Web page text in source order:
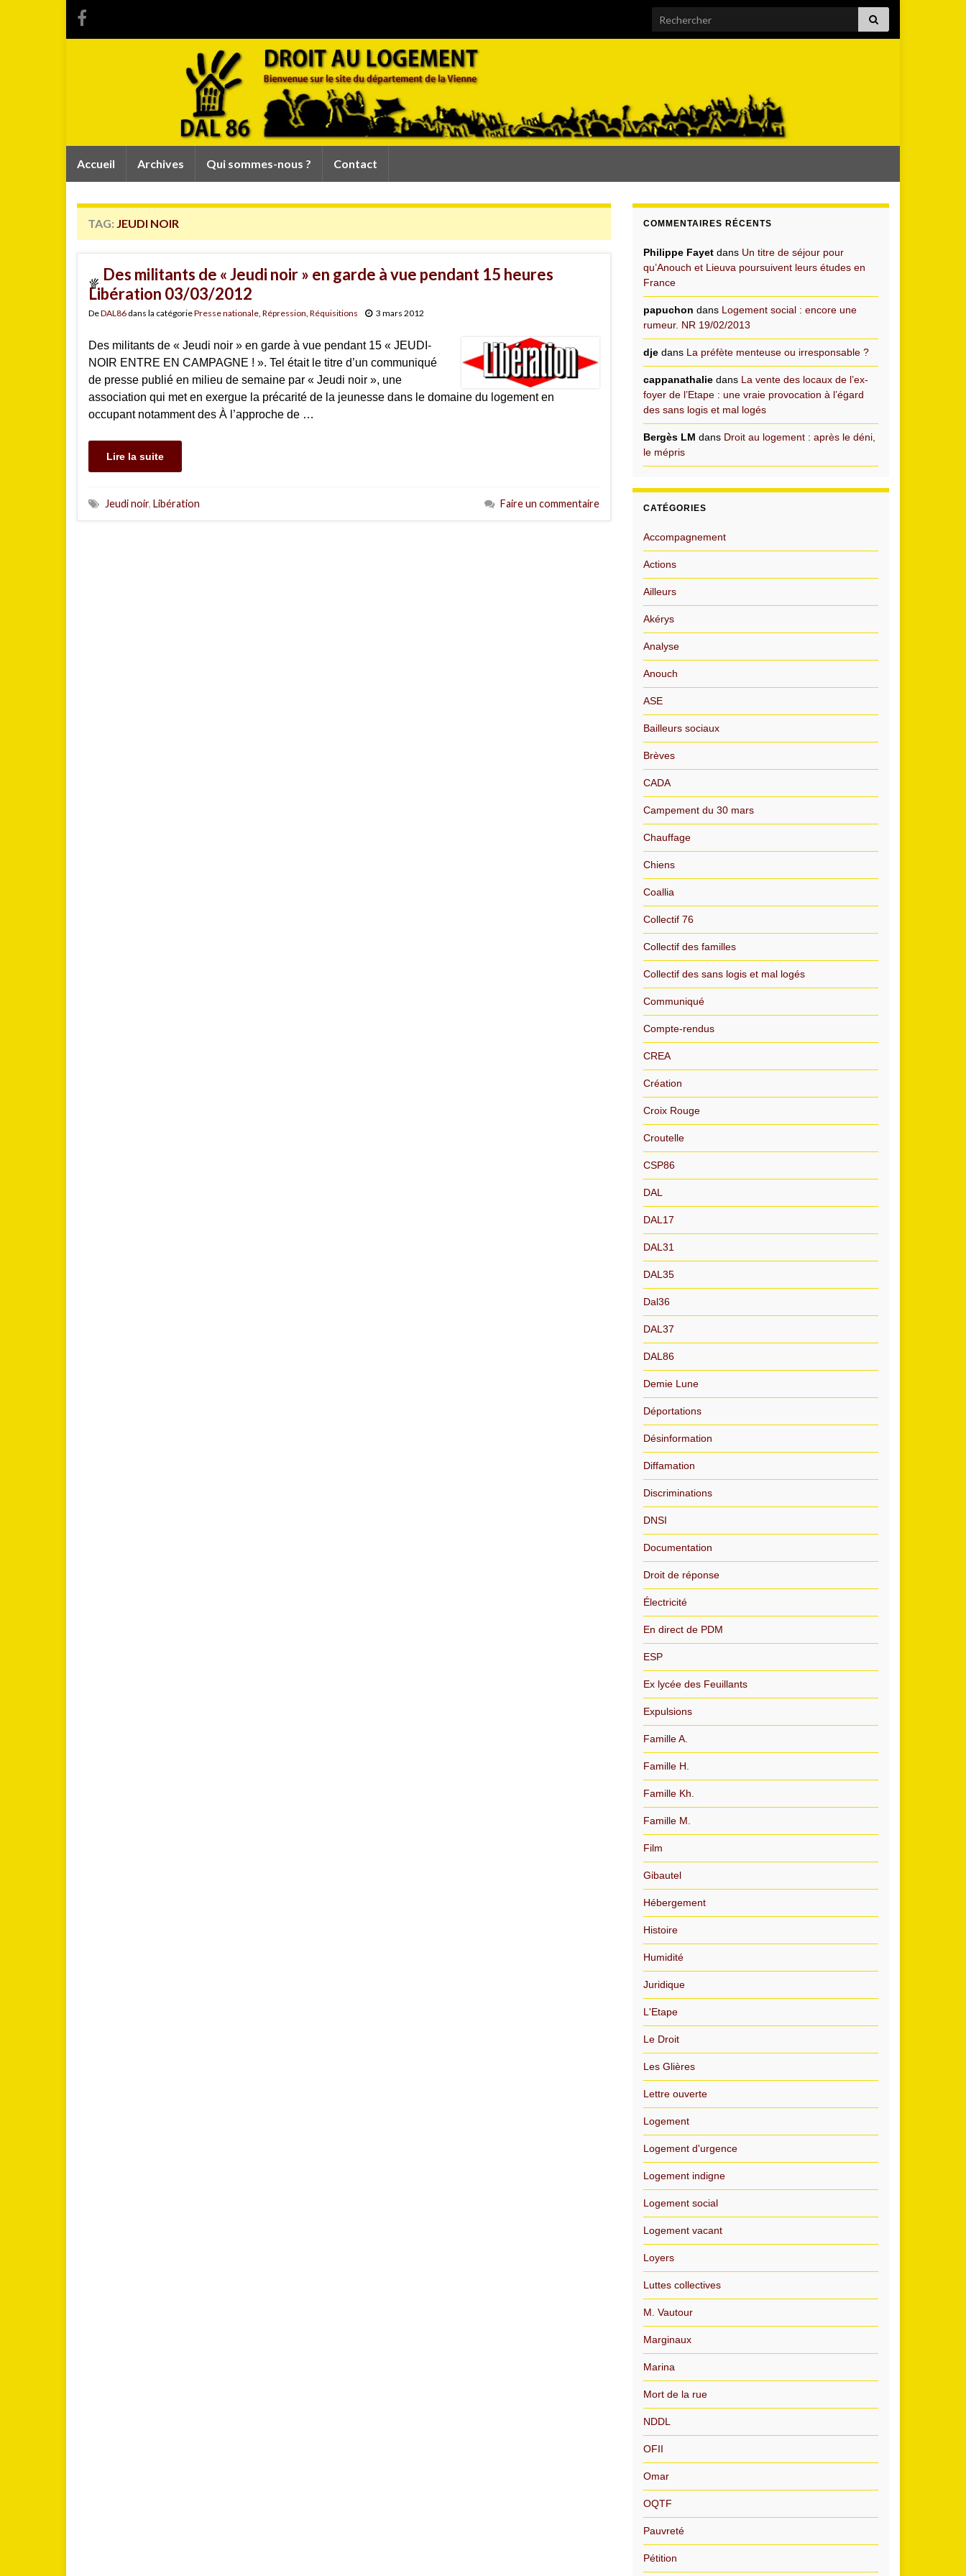
Search for:
Accueil Archives Qui sommes-nous ? Contact
TAG: JEUDI NOIR
Des militants de « Jeudi noir » en garde à vue pendant 15 heures
Libération 03/03/2012
DeDAL86 dans la catégoriePresse nationale Répression Réquisitions 3 mars 2012
Des militants de « Jeudi noir » en garde à vue pendant 15 « JEUDI-
NOIR ENTRE EN CAMPAGNE ! ». Tel était le titre d’un communiqué
de presse publié en milieu de semaine par « Jeudi noir », une
association qui met en exergue la précarité de la jeunesse dans le domaine du logement en
occupant notamment des À l’approche de …
Lire la suite
Jeudi noir, Libération Faire un commentaire
COMMENTAIRES RÉCENTS
Philippe Fayet dans Un titre de séjour pour
qu’Anouch et Lieuva poursuivent leurs études en
France
papuchon dans Logement social : encore une
rumeur. NR 19/02/2013
dje dans La préfète menteuse ou irresponsable ?
cappanathalie dans La vente des locaux de l’ex-
foyer de l’Etape : une vraie provocation à l’égard
des sans logis et mal logés
Bergès LM dans Droit au logement : après le déni,
le mépris
CATÉGORIES
Accompagnement
Actions
Ailleurs
Akérys
Analyse
Anouch
ASE
Bailleurs sociaux
Brèves
CADA
Campement du 30 mars
Chauffage
Chiens
Coallia
Collectif 76
Collectif des familles
Collectif des sans logis et mal logés
Communiqué
Compte-rendus
CREA
Création
Croix Rouge
Croutelle
CSP86
DAL
DAL17
DAL31
DAL35
Dal36
DAL37
DAL86
Demie Lune
Déportations
Désinformation
Diffamation
Discriminations
DNSI
Documentation
Droit de réponse
Électricité
En direct de PDM
ESP
Ex lycée des Feuillants
Expulsions
Famille A.
Famille H.
Famille Kh.
Famille M.
Film
Gibautel
Hébergement
Histoire
Humidité
Juridique
L'Etape
Le Droit
Les Glières
Lettre ouverte
Logement
Logement d'urgence
Logement indigne
Logement social
Logement vacant
Loyers
Luttes collectives
M. Vautour
Marginaux
Marina
Mort de la rue
NDDL
OFII
Omar
OQTF
Pauvreté
Pétition